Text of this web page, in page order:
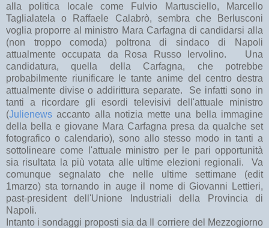
alla politica locale come Fulvio Martusciello, Marcello
Taglialatela o Raffaele Calabrò, sembra che Berlusconi
voglia proporre al ministro Mara Carfagna di candidarsi alla
(non troppo comoda) poltrona di sindaco di Napoli
attualmente occupata da Rosa Russo Iervolino. Una
candidatura, quella della Carfagna, che potrebbe
probabilmente riunificare le tante anime del centro destra
attualmente divise o addirittura separate. Se infatti sono in
tanti a ricordare gli esordi televisivi dell'attuale ministro
(Julienewsaccanto alla notizia mette una bella immagine
della bella e giovane Mara Carfagna presa da qualche set
fotografico o calendario), sono allo stesso modo in tanti a
sottolineare come l'attuale ministro per le pari opportunità
sia risultata la più votata alle ultime elezioni regionali. Va
comunque segnalato che nelle ultime settimane (edit
1marzo) sta tornando in auge il nome di Giovanni Lettieri,
past-president dell'Unione Industriali della Provincia di
Napoli.
Intanto i sondaggi proposti sia da Il corriere del Mezzogiorno